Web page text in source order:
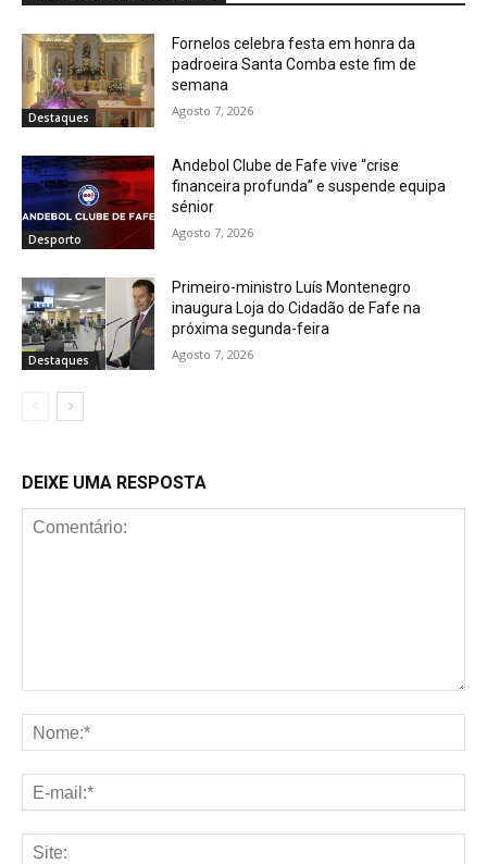
Destaques
Fornelos celebra festa em honra da
padroeira Santa Comba este fim de
semana
Agosto 7, 2026
Desporto
Andebol Clube de Fafe vive “crise
financeira profunda” e suspende equipa
sénior
Agosto 7, 2026
Destaques
Primeiro-ministro Luís Montenegro
inaugura Loja do Cidadão de Fafe na
próxima segunda-feira
Agosto 7, 2026
DEIXE UMA RESPOSTA